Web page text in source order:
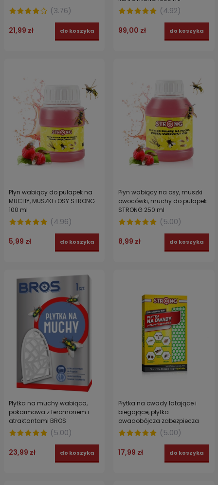
(3.76)
21,99 zł do koszyka
(4.92)
99,00 zł do koszyka
Płyn wabiący do pułapek na
MUCHY, MUSZKI i OSY STRONG
100 ml
(4.96)
5,99 zł do koszyka
Płyn wabiący na osy, muszki
owocówki, muchy do pułapek
STRONG 250 ml
(5.00)
8,99 zł do koszyka
Płytka na muchy wabiąca,
pokarmowa z feromonem i
atraktantami BROS
(5.00)
23,99 zł do koszyka
Płytka na owady latające i
biegające, płytka
owadobójcza zabezpiecza
40m³ STRONG 1 szt.
(5.00)
17,99 zł do koszyka